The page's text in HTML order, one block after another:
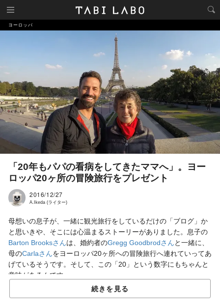
ヨーロッパ
「20年もパパの看病をしてきたママへ」。ヨー
ロッパ20ヶ所の冒険旅行をプレゼント
2016/12/27
A.Ikeda (ライター)
母想いの息子が、一緒に観光旅行をしているだけの「ブログ」か
と思いきや、そこには心温まるストーリーがありました。息子の
Barton Brooksさんは、婚約者のGregg Goodbrodさんと一緒に、
母のCarlaさんをヨーロッパ20ヶ所への冒険旅行へ連れていってあ
げているそうです。そして、この「20」という数字にもちゃんと
意味があるんです。
続きを見る